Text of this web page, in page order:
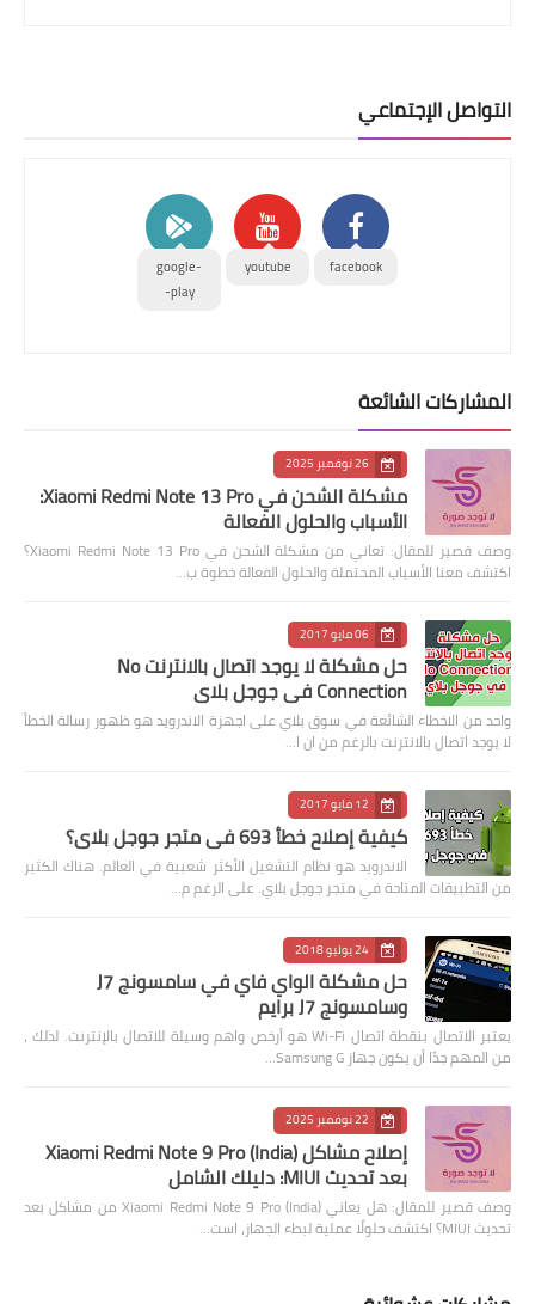
التواصل الإجتماعي
facebook
youtube
google-
play-
المشاركات الشائعة
26 نوفمبر 2025
مشكلة الشحن في Xiaomi Redmi Note 13 Pro:
الأسباب والحلول الفعالة
وصف قصير للمقال: تعاني من مشكلة الشحن في Xiaomi Redmi Note 13 Pro؟
اكتشف معنا الأسباب المحتملة والحلول الفعالة خطوة ب…
06 مايو 2017
حل مشكلة لا يوجد اتصال بالانترنت No
Connection في جوجل بلاي
واحد من الاخطاء الشائعة في سوق بلاي على اجهزة الاندرويد هو ظهور رسالة الخطأ
لا يوجد اتصال بالانترنت بالرغم من ان ا…
12 مايو 2017
كيفية إصلاح خطأ 693 في متجر جوجل بلاي؟
الاندرويد هو نظام التشغيل الأكثر شعبية في العالم. هناك الكثير
من التطبيقات المتاحة في متجر جوجل بلاي. على الرغم م…
24 يوليو 2018
حل مشكلة الواي فاي في سامسونج J7
وسامسونج J7 برايم
يعتبر الاتصال بنقطة اتصال Wi-Fi هو أرخص واهم وسيلة للاتصال بالإنترنت. لذلك ،
من المهم جدًا أن يكون جهاز Samsung G…
22 نوفمبر 2025
إصلاح مشاكل Xiaomi Redmi Note 9 Pro (India)
بعد تحديث MIUI: دليلك الشامل
وصف قصير للمقال: هل يعاني Xiaomi Redmi Note 9 Pro (India) من مشاكل بعد
تحديث MIUI؟ اكتشف حلولًا عملية لبطء الجهاز، است…